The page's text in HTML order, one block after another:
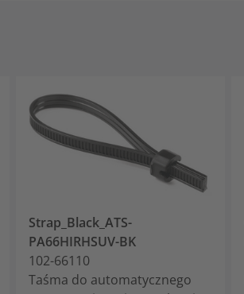
Strap_Black_ATS-
PA66HIRHSUV-BK
102-66110
Taśma do automatycznego